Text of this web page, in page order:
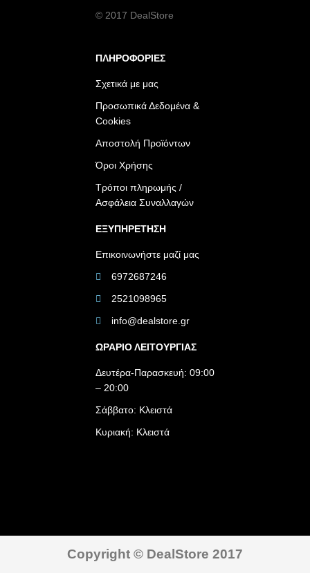
© 2017 DealStore
ΠΛΗΡΟΦΟΡΙΕΣ
Σχετικά με μας
Προσωπικά Δεδομένα &
Cookies
Αποστολή Προϊόντων
Όροι Χρήσης
Τρόποι πληρωμής /
Ασφάλεια Συναλλαγών
ΕΞΥΠΗΡΕΤΗΣΗ
Επικοινωνήστε μαζί μας
6972687246
2521098965
info@dealstore.gr
ΩΡΑΡΙΟ ΛΕΙΤΟΥΡΓΙΑΣ​
Δευτέρα-Παρασκευή: 09:00
– 20:00
Σάββατο: Κλειστά
Κυριακή: Κλειστά
Copyright © DealStore 2017